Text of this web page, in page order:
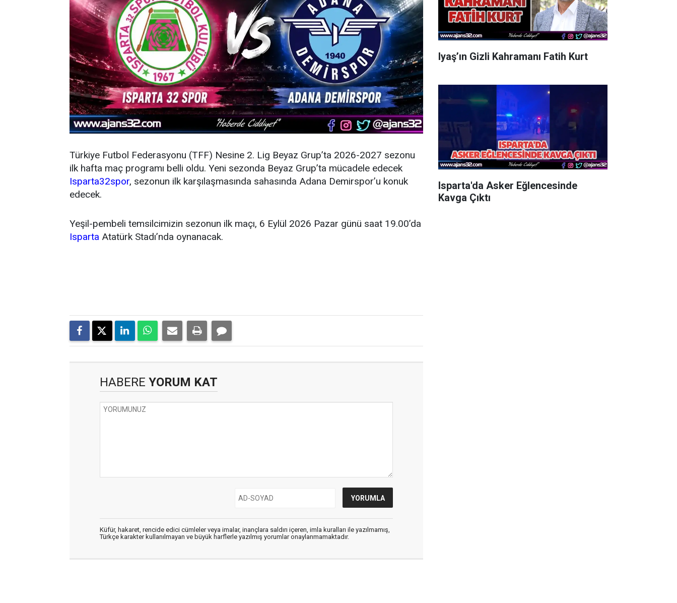
Türkiye Futbol Federasyonu (TFF) Nesine 2. Lig Beyaz Grup’ta 2026-2027 sezonu
ilk hafta maç programı belli oldu. Yeni sezonda Beyaz Grup’ta mücadele edecek
Isparta32spor, sezonun ilk karşılaşmasında sahasında Adana Demirspor’u konuk
edecek.
Yeşil-pembeli temsilcimizin sezonun ilk maçı, 6 Eylül 2026 Pazar günü saat 19.00’da
Isparta Atatürk Stadı’nda oynanacak.
HABERE YORUM KAT
Küfür, hakaret, rencide edici cümleler veya imalar, inançlara saldırı içeren, imla kuralları ile yazılmamış,
Türkçe karakter kullanılmayan ve büyük harflerle yazılmış yorumlar onaylanmamaktadır.
Iyaş’ın Gizli Kahramanı Fatih Kurt
Isparta'da Asker Eğlencesinde
Kavga Çıktı